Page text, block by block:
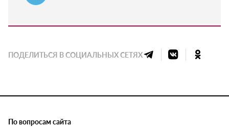
ПОДЕЛИТЬСЯ В СОЦИАЛЬНЫХ СЕТЯХ
По вопросам сайта